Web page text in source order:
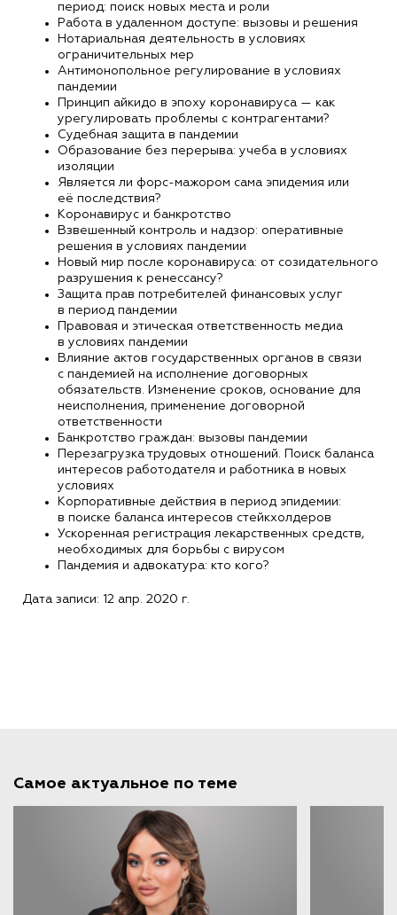
период: поиск новых места и роли
Работа в удаленном доступе: вызовы и решения
Нотариальная деятельность в условиях
ограничительных мер
Антимонопольное регулирование в условиях
пандемии
Принцип айкидо в эпоху коронавируса — как
урегулировать проблемы с контрагентами?
Судебная защита в пандемии
Образование без перерыва: учеба в условиях
изоляции
Является ли форс-мажором сама эпидемия или
её последствия?
Коронавирус и банкротство
Взвешенный контроль и надзор: оперативные
решения в условиях пандемии
Новый мир после коронавируса: от созидательного
разрушения к ренессансу?
Защита прав потребителей финансовых услуг
в период пандемии
Правовая и этическая ответственность медиа
в условиях пандемии
Влияние актов государственных органов в связи
с пандемией на исполнение договорных
обязательств. Изменение сроков, основание для
неисполнения, применение договорной
ответственности
Банкротство граждан: вызовы пандемии
Перезагрузка трудовых отношений. Поиск баланса
интересов работодателя и работника в новых
условиях
Корпоративные действия в период эпидемии:
в поиске баланса интересов стейкхолдеров
Ускоренная регистрация лекарственных средств,
необходимых для борьбы с вирусом
Пандемия и адвокатура: кто кого?
Дата записи: 12 апр. 2020 г.
Самое актуальное по теме